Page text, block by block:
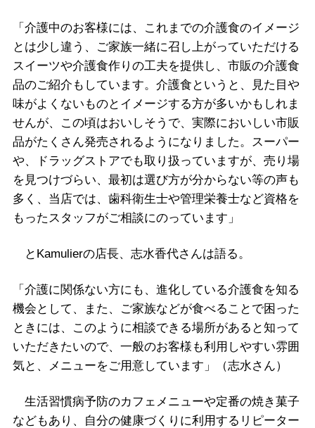
「介護中のお客様には、これまでの介護食のイメージ
とは少し違う、ご家族一緒に召し上がっていただける
スイーツや介護食作りの工夫を提供し、市販の介護食
品のご紹介もしています。介護食というと、見た目や
味がよくないものとイメージする方が多いかもしれま
せんが、この頃はおいしそうで、実際においしい市販
品がたくさん発売されるようになりました。スーパー
や、ドラッグストアでも取り扱っていますが、売り場
を見つけづらい、最初は選び方が分からない等の声も
多く、当店では、歯科衛生士や管理栄養士など資格を
もったスタッフがご相談にのっています」
とKamulierの店長、志水香代さんは語る。
「介護に関係ない方にも、進化している介護食を知る
機会として、また、ご家族などが食べることで困った
ときには、このように相談できる場所があると知って
いただきたいので、一般のお客様も利用しやすい雰囲
気と、メニューをご用意しています」（志水さん）
生活習慣病予防のカフェメニューや定番の焼き菓子
などもあり、自分の健康づくりに利用するリピーター